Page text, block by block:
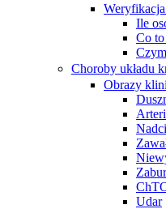
Ile
Co
Choroby układu
Obrazy
Udar